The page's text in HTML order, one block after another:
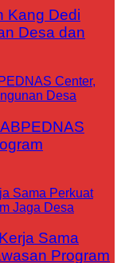
Kang Dedi
Desa dan
Sama
Program